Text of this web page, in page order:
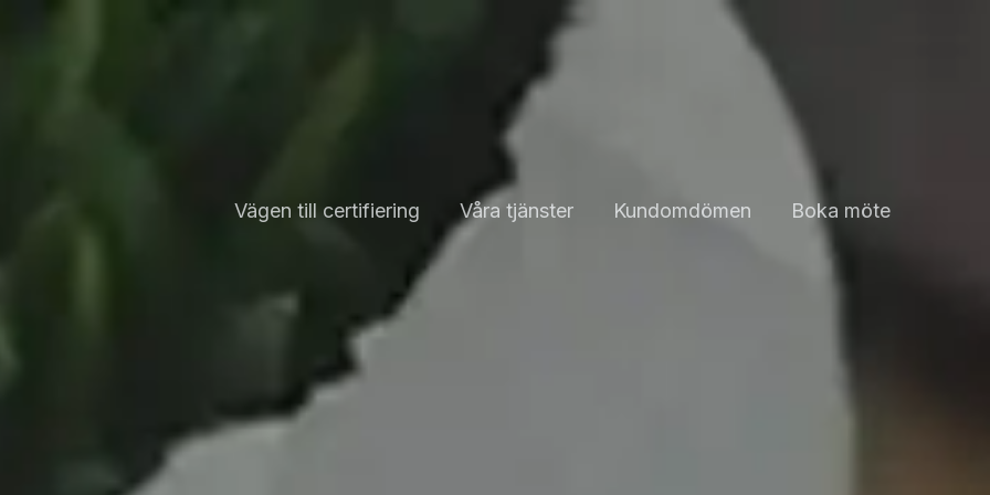
Vägen till certifiering Våra tjänster Kundomdömen Boka möte